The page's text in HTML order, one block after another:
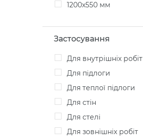
1200x550 мм
Застосування
для внутрішніх робіт
для підлоги
для теплої підлоги
для стін
для стелі
для зовнішніх робіт